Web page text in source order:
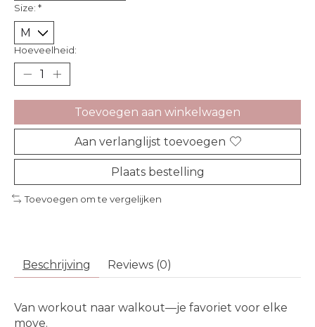
Size: *
Hoeveelheid:
Toevoegen aan winkelwagen
Aan verlanglijst toevoegen
Plaats bestelling
Toevoegen om te vergelijken
Beschrijving Reviews (0)
Van workout naar walkout—je favoriet voor elke
move.